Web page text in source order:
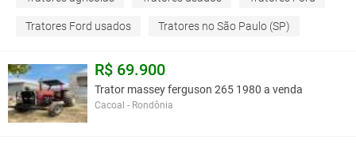
Tratores Ford usados Tratores no São Paulo (SP)
R$ 69.900
Trator massey ferguson 265 1980 a venda
Cacoal - Rondônia